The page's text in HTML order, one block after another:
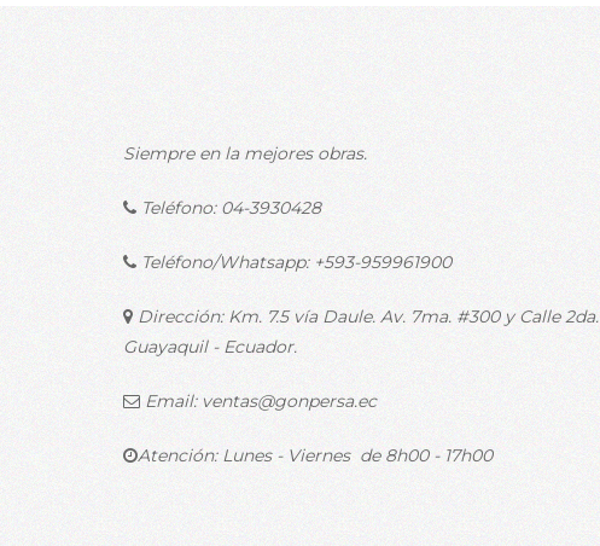
Siempre en la mejores obras.
Teléfono: 04-3930428
Teléfono/Whatsapp: +593-959961900
Dirección: Km. 7.5 vía Daule. Av. 7ma. #300 y Calle 2da.
Guayaquil - Ecuador.
Email: ventas@gonpersa.ec
Atención: Lunes - Viernes de 8h00 - 17h00